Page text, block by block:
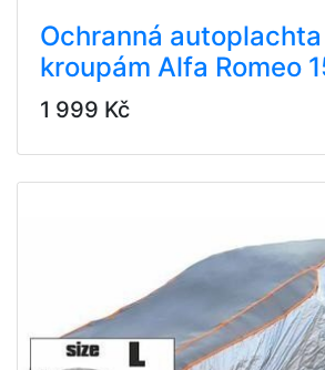
Ochranná
kroupám Alfa Romeo
1 999 Kč